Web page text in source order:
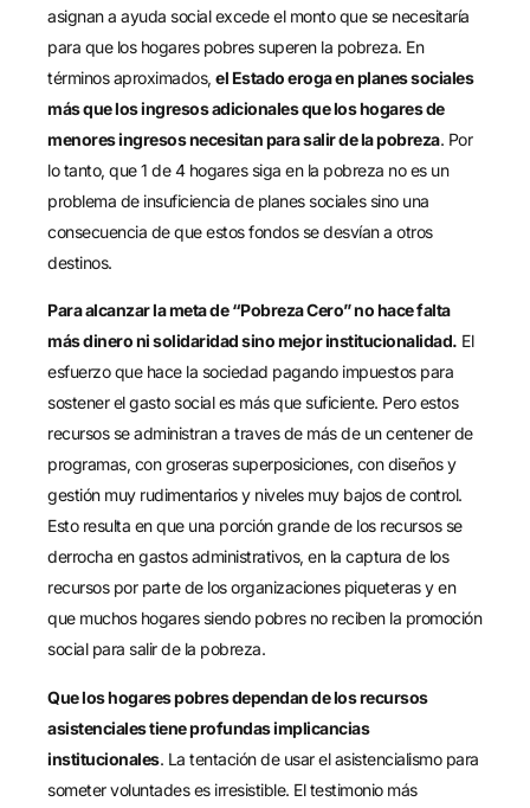
asignan a ayuda social excede el monto que se necesitaría
para que los hogares pobres superen la pobreza. En
términos aproximados, el Estado eroga en planes sociales
más que los ingresos adicionales que los hogares de
menores ingresos necesitan para salir de la pobreza. Por
lo tanto, que 1 de 4 hogares siga en la pobreza no es un
problema de insuficiencia de planes sociales sino una
consecuencia de que estos fondos se desvían a otros
destinos.
Para alcanzar la meta de “Pobreza Cero” no hace falta
más dinero ni solidaridad sino mejor institucionalidad. El
esfuerzo que hace la sociedad pagando impuestos para
sostener el gasto social es más que suficiente. Pero estos
recursos se administran a traves de más de un centener de
programas, con groseras superposiciones, con diseños y
gestión muy rudimentarios y niveles muy bajos de control.
Esto resulta en que una porción grande de los recursos se
derrocha en gastos administrativos, en la captura de los
recursos por parte de los organizaciones piqueteras y en
que muchos hogares siendo pobres no reciben la promoción
social para salir de la pobreza.
Que los hogares pobres dependan de los recursos
asistenciales tiene profundas implicancias
institucionales. La tentación de usar el asistencialismo para
someter voluntades es irresistible. El testimonio más